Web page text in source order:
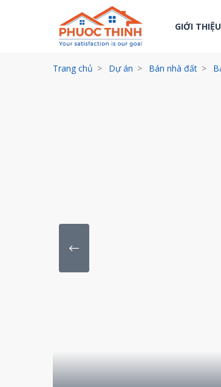
GIỚI THIỆU
Trang chủ Dự án Bán nhà đất